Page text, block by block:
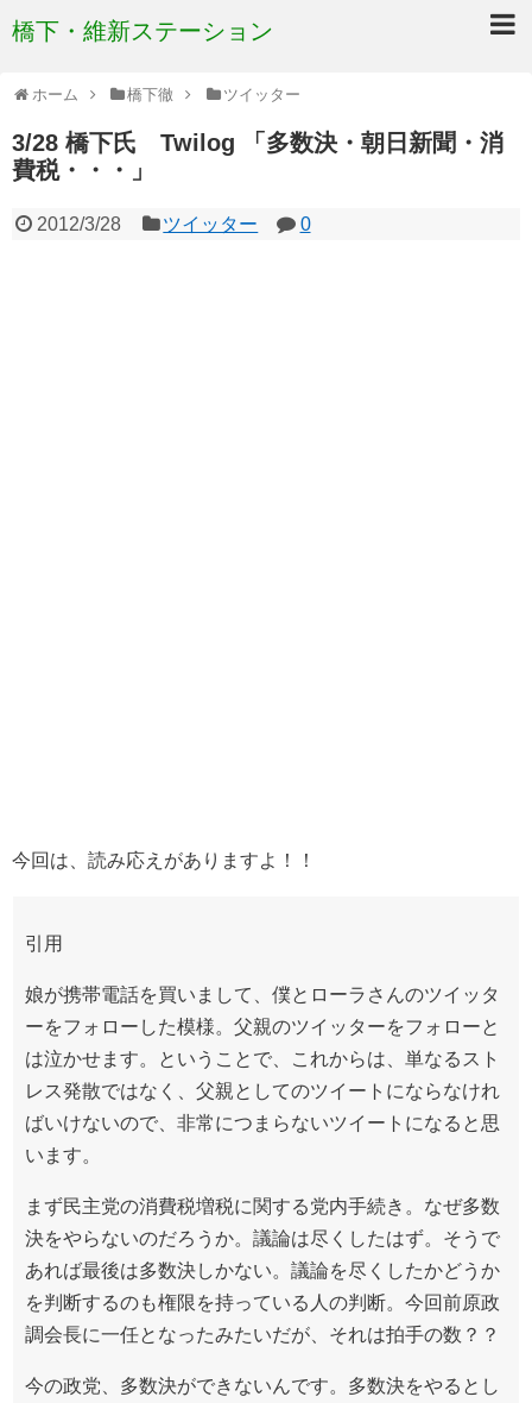
橋下・維新ステーション
ホーム 橋下徹 ツイッター
3/28 橋下氏 Twilog 「多数決・朝日新聞・消
費税・・・」
2012/3/28 ツイッター 0
今回は、読み応えがありますよ！！
引用
娘が携帯電話を買いまして、僕とローラさんのツイッタ
ーをフォローした模様。父親のツイッターをフォローと
は泣かせます。ということで、これからは、単なるスト
レス発散ではなく、父親としてのツイートにならなけれ
ばいけないので、非常につまらないツイートになると思
います。
まず民主党の消費税増税に関する党内手続き。なぜ多数
決をやらないのだろうか。議論は尽くしたはず。そうで
あれば最後は多数決しかない。議論を尽くしたかどうか
を判断するのも権限を持っている人の判断。今回前原政
調会長に一任となったみたいだが、それは拍手の数？？
今の政党、多数決ができないんです。多数決をやるとし